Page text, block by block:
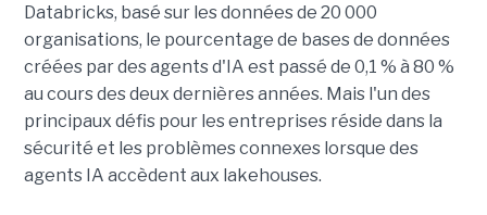
Databricks, basé sur les données de 20 000
organisations, le pourcentage de bases de données
créées par des agents d'IA est passé de 0,1 % à 80 %
au cours des deux dernières années. Mais l'un des
principaux défis pour les entreprises réside dans la
sécurité et les problèmes connexes lorsque des
agents IA accèdent aux lakehouses.